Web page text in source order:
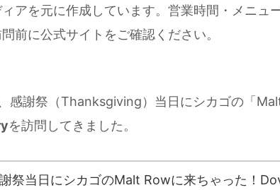
アを元に作成しています。営業時間・メニュ
前に公式サイトをご確認ください。
感謝祭（Thanksgiving）当日にシカゴの「
を訪問してきました。
祭当日にシカゴのMalt Rowに来ちゃった！